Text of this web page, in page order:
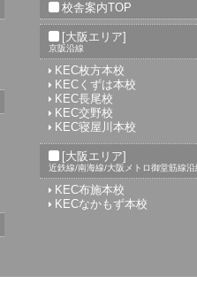
校舎案内TOP
[大阪エリア]
京阪沿線
KEC枚方本校
KECくずは本校
KEC長尾校
KEC交野校
KEC寝屋川本校
[大阪エリア]
近鉄線/南海線/大阪メトロ御堂筋線沿
KEC布施本校
KECなかもず本校